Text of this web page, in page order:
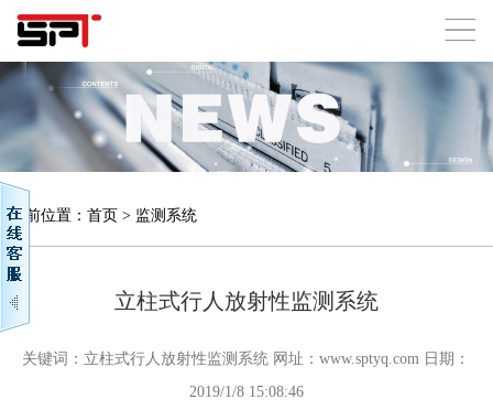
当前位置： 首页 > 监测系统
立柱式行人放射性监测系统
关键词：立柱式行人放射性监测系统 网址：www.sptyq.com 日期：
2019/1/8 15:08:46